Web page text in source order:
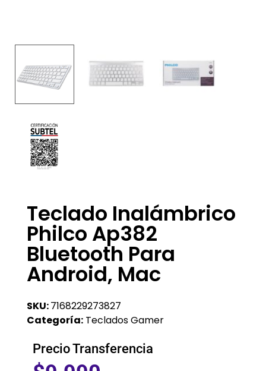
Teclado Inalámbrico
Philco Ap382
Bluetooth Para
Android, Mac
SKU:7168229273827
Categoría: Teclados Gamer
Precio Transferencia